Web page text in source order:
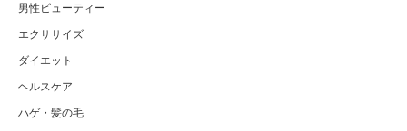
男性ビューティー
エクササイズ
ダイエット
ヘルスケア
ハゲ・髪の毛